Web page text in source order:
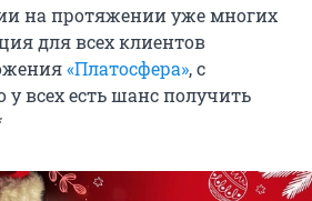
на протяжении уже многих
для всех клиентов
«Платосфера», с
всех есть шанс получить